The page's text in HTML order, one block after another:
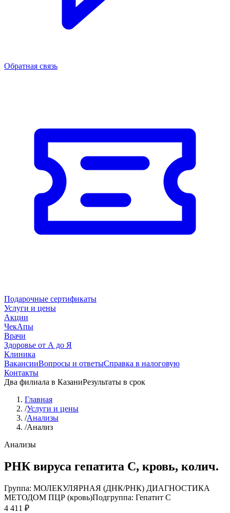
Обратная связь
Подарочные сертификаты
Услуги и цены
Акции
ЧекАпы
Врачи
Здоровье от А до Я
Клиника
ВакансииВопросы и ответыСправка в налоговую
Контакты
Два филиала в КазаниРезультаты в срок
Главная
/Услуги и цены
/Анализы
/Анализ
Анализы
РНК вируса гепатита C, кровь, колич.
Группа: МОЛЕКУЛЯРНАЯ (ДНК/РНК) ДИАГНОСТИКА
МЕТОДОМ ПЦР (кровь)Подгруппа: Гепатит С
4 411 ₽